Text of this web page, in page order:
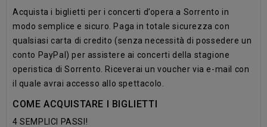
Acquista i biglietti per i concerti d’opera a Sorrento in
modo semplice e sicuro. Paga in totale sicurezza con
qualsiasi carta di credito (senza necessità di possedere un
conto PayPal) per assistere ai concerti della stagione
operistica di Sorrento.
Riceverai un voucher via e-mail con
il quale avrai accesso allo spettacolo.
COME ACQUISTARE I BIGLIETTI
4 SEMPLICI PASSI!